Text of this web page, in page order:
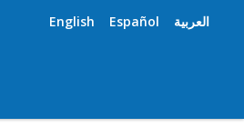
English Español العربية